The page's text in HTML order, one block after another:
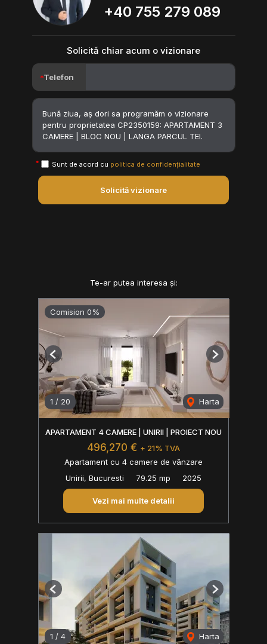
+40 755 279 089
Solicită chiar acum o vizionare
Telefon
Sunt de acord cu politica de confidențialitate
Solicită vizionare
Te-ar putea interesa și:
Comision 0%
1 / 20 Harta
Previous Next
APARTAMENT 4 CAMERE | UNIRII | PROIECT NOU
496,270 € + 21% TVA
Apartament cu 4 camere de vânzare
Unirii, Bucuresti
79.25 mp 2025
Vezi mai multe detalii
1 / 4 Harta
Previous Next